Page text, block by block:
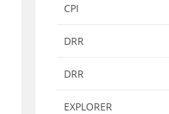
CPI
DRR
DRR
EXPLORER